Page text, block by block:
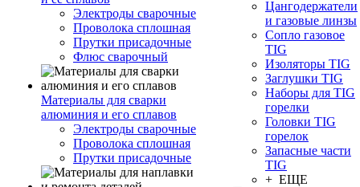
Электроды сварочные
Проволока сплошная
Прутки присадочные
Флюс сварочный
Материалы для сварки
алюминия и его сплавов
Электроды сварочные
Проволока сплошная
Прутки присадочные
Цангодержатели
и газовые линзы
Сопло газовое
TIG
Изоляторы TIG
Заглушки TIG
Наборы для TIG
горелки
Головки TIG
горелок
Запасные части
TIG
+ ЕЩЕ